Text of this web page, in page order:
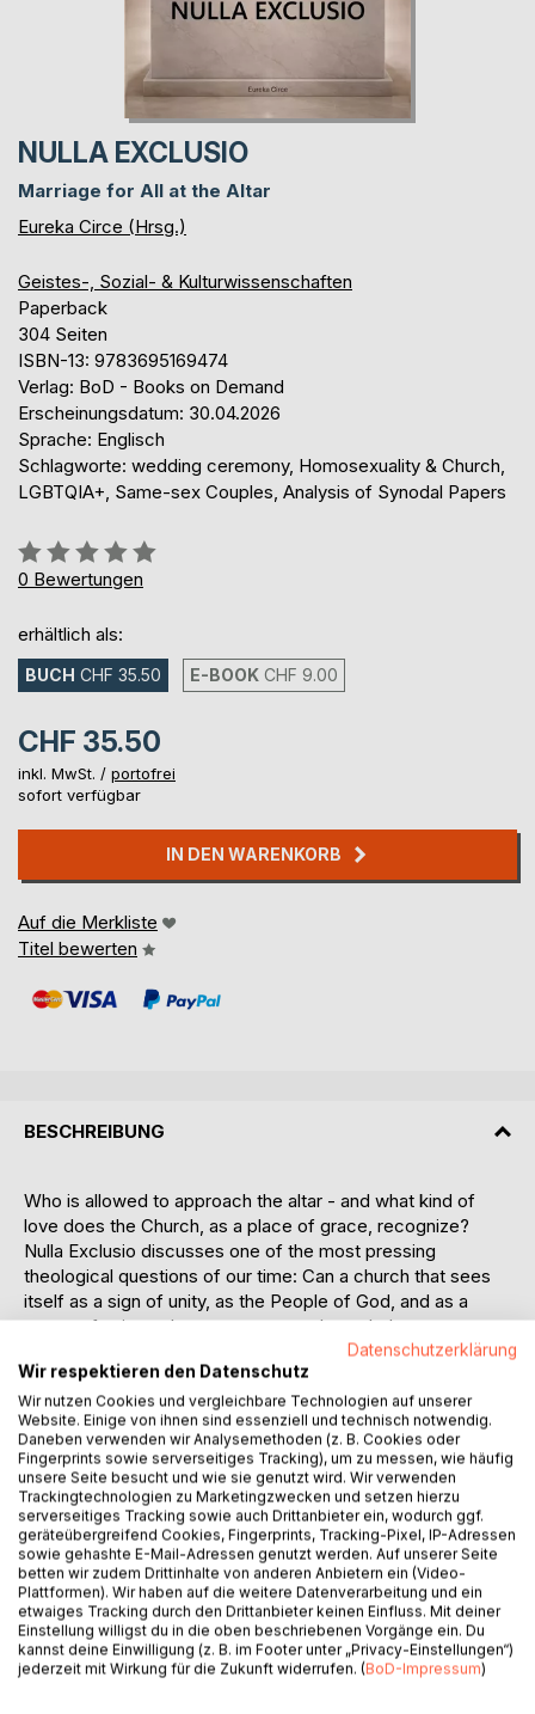
NULLA EXCLUSIO
Marriage for All at the Altar
Eureka Circe (Hrsg.)
Geistes-, Sozial- & Kulturwissenschaften
Paperback
304 Seiten
ISBN-13: 9783695169474
Verlag: BoD - Books on Demand
Erscheinungsdatum: 30.04.2026
Sprache: Englisch
Schlagworte: wedding ceremony, Homosexuality & Church,
LGBTQIA+, Same-sex Couples, Analysis of Synodal Papers
Bewertung::
0%
0 Bewertungen
erhältlich als:
BUCH CHF 35.50 E-BOOK CHF 9.00
CHF 35.50
inkl. MwSt. / portofrei
sofort verfügbar
IN DEN WARENKORB
Auf die Merkliste
Titel bewerten
BESCHREIBUNG
Who is allowed to approach the altar - and what kind of
love does the Church, as a place of grace, recognize?
Nulla Exclusio discusses one of the most pressing
theological questions of our time: Can a church that sees
itself as a sign of unity, as the People of God, and as a
space of universal grace permanently exclude same-sex
couples from the sacramental recognition of their love
before the altar?
As long as the Church ties marriage to gender,
reproductive logic, and biological compatibility, it moves
closer to a eugenic logic of selection than it realizes. Nulla
Exclusio lays bare this tension, challenges it, and asks the
clergy to take a stand on the question of marriage: Does
the Church bear witness to grace - or does it engage in an
implicit selection of human love stories by biologically pre-
screening membership? Where this occurs, the Gospel is
no longer at the center, but rather a mindset of selection.
Drawing on the Second Vatican Council, Scripture, tradition,
natural law, sacramental theology, and canon law, this book
unfolds a vision grounded in Catholic thought: opening
Datenschutzerklärung
Wir respektieren den Datenschutz
Wir nutzen Cookies und vergleichbare Technologien auf unserer
Website. Einige von ihnen sind essenziell und technisch notwendig.
Daneben verwenden wir Analysemethoden (z. B. Cookies oder
Fingerprints sowie serverseitiges Tracking), um zu messen, wie häufig
unsere Seite besucht und wie sie genutzt wird. Wir verwenden
Trackingtechnologien zu Marketingzwecken und setzen hierzu
serverseitiges Tracking sowie auch Drittanbieter ein, wodurch ggf.
geräteübergreifend Cookies, Fingerprints, Tracking-Pixel, IP-Adressen
sowie gehashte E-Mail-Adressen genutzt werden. Auf unserer Seite
betten wir zudem Drittinhalte von anderen Anbietern ein (Video-
Plattformen). Wir haben auf die weitere Datenverarbeitung und ein
etwaiges Tracking durch den Drittanbieter keinen Einfluss. Mit deiner
Einstellung willigst du in die oben beschriebenen Vorgänge ein. Du
kannst deine Einwilligung (z. B. im Footer unter „Privacy-Einstellungen“)
jederzeit mit Wirkung für die Zukunft widerrufen. (BoD-Impressum)